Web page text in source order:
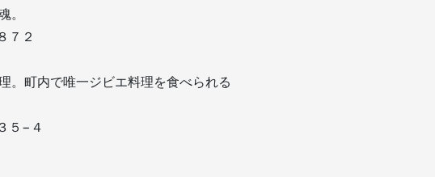
。
７２
。町内で唯一ジビエ料理を食べられる
５−４